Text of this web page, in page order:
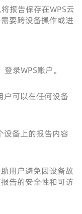
报告保存在WPS云
要跨设备操作或进
录WPS账户。
户可以在任何设备
设备上的报告内容
用户避免因设备故
告的安全性和可访